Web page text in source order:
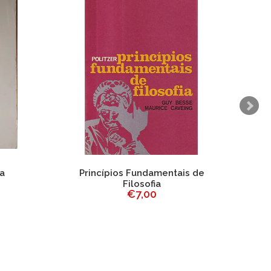
Princípios Fundamentais de
Filosofia
€7,00